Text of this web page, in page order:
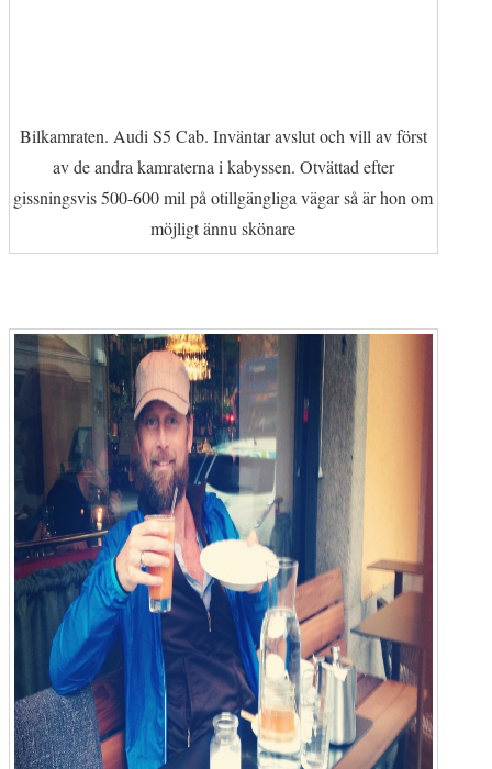
Bilkamraten. Audi S5 Cab. Inväntar avslut och vill av först
av de andra kamraterna i kabyssen. Otvättad efter
gissningsvis 500-600 mil på otillgängliga vägar så är hon om
möjligt ännu skönare